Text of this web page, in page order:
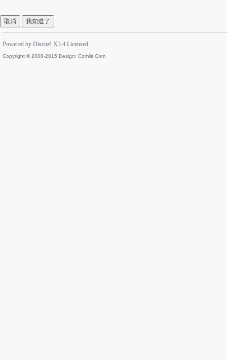
取消 我知道了
Powered by Discuz! X3.4 Licensed
Copyright © 2008-2015 Design: Comiis.Com